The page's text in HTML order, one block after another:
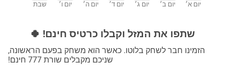
יום א׳ יום ב׳ יום ג׳ יום ד׳ יום ה׳ יום ו׳ שבת
שתפו את המזל וקבלו כרטיס חינם! 🍀
הזמינו חבר לשחק בלוטו. כאשר הוא משחק בפעם הראשונה,
שניכם מקבלים שורת 777 חינם!